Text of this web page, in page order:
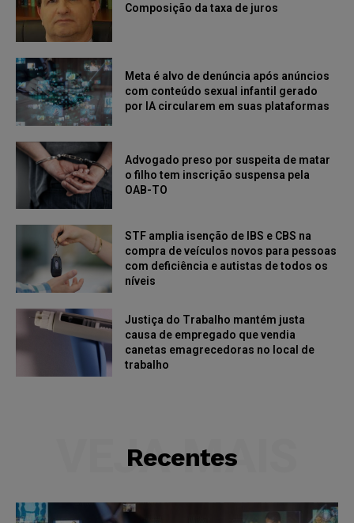
Composição da taxa de juros
Meta é alvo de denúncia após anúncios
com conteúdo sexual infantil gerado
por IA circularem em suas plataformas
Advogado preso por suspeita de matar
o filho tem inscrição suspensa pela
OAB-TO
STF amplia isenção de IBS e CBS na
compra de veículos novos para pessoas
com deficiência e autistas de todos os
níveis
Justiça do Trabalho mantém justa
causa de empregado que vendia
canetas emagrecedoras no local de
trabalho
Recentes
VEJA MAIS